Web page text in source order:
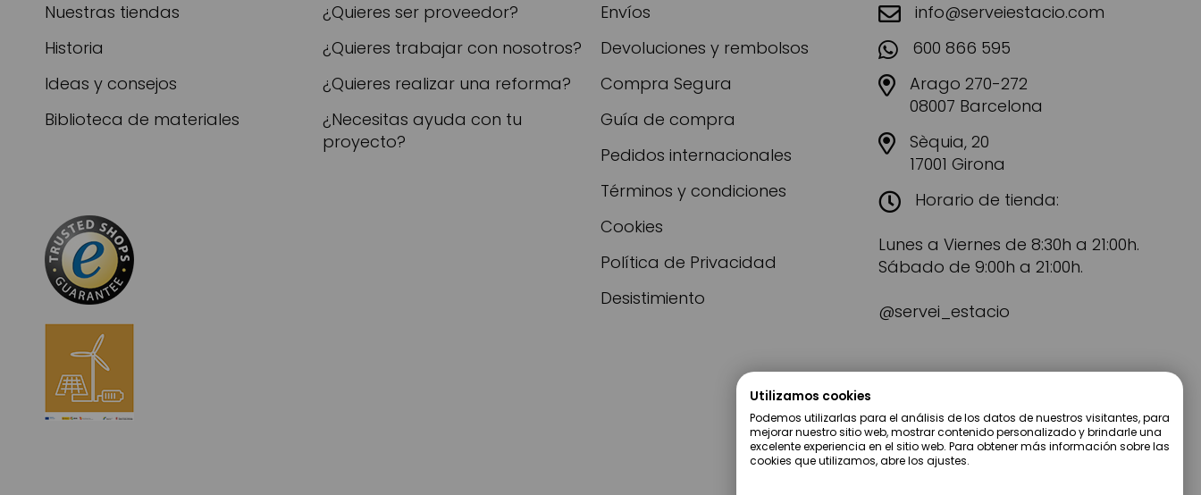
Nuestras tiendas
Historia
Ideas y consejos
Biblioteca de materiales
¿Quieres ser proveedor?
¿Quieres trabajar con nosotros?
¿Quieres realizar una reforma?
¿Necesitas ayuda con tu
proyecto?
Envíos
Devoluciones y rembolsos
Compra Segura
Guía de compra
Pedidos internacionales
Términos y condiciones
Cookies
Política de Privacidad
Desistimiento
info@serveiestacio.com
600 866 595
Arago 270-272
08007 Barcelona
Sèquia, 20
17001 Girona
Horario de tienda:
Lunes a Viernes de 8:30h a 21:00h.
Sábado de 9:00h a 21:00h.
@servei_estacio
Utilizamos cookies
Podemos utilizarlas para el análisis de los datos de nuestros visitantes, para
mejorar nuestro sitio web, mostrar contenido personalizado y brindarle una
excelente experiencia en el sitio web. Para obtener más información sobre las
cookies que utilizamos, abre los ajustes.